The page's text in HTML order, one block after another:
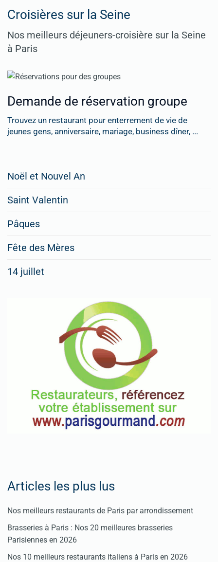
Croisières sur la Seine
Nos meilleurs déjeuners-croisière sur la Seine
à Paris
Demande de réservation groupe
Trouvez un restaurant pour enterrement de vie de
jeunes gens, anniversaire, mariage, business dîner, ...
rubriques
Spéciales
Fêtes
Pour
enregistrer
votre
restaurant
Noël et Nouvel An
Saint Valentin
Pâques
Fête des Mères
14 juillet
Articles les plus lus
Nos meilleurs restaurants de Paris par arrondissement
Brasseries à Paris : Nos 20 meilleures brasseries
Parisiennes en 2026
Nos 10 meilleurs restaurants italiens à Paris en 2026